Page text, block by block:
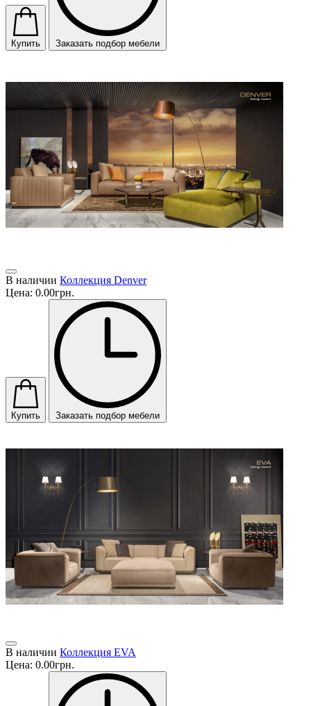
Купить Заказать подбор мебели
В наличии Коллекция Denver
Цена: 0.00грн.
Купить Заказать подбор мебели
В наличии Коллекция EVA
Цена: 0.00грн.